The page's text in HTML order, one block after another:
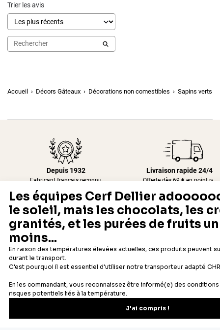
Trier les avis
Accueil Décors Gâteaux Décorations non comestibles Sapins verts
Depuis 1932
Fabricant français reconnu
Livraison rapide 24/48h
Offerte dès 69 € en point
Newsletter
Recevez les recettes, astuces et offres spéciales.
Vous pourrez vous désinscrire depuis votre espace client.